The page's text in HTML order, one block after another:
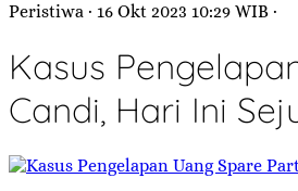
Peristiwa · 16 Okt 2023 10:29 WIB ·
Kasus
Candi, Hari Ini